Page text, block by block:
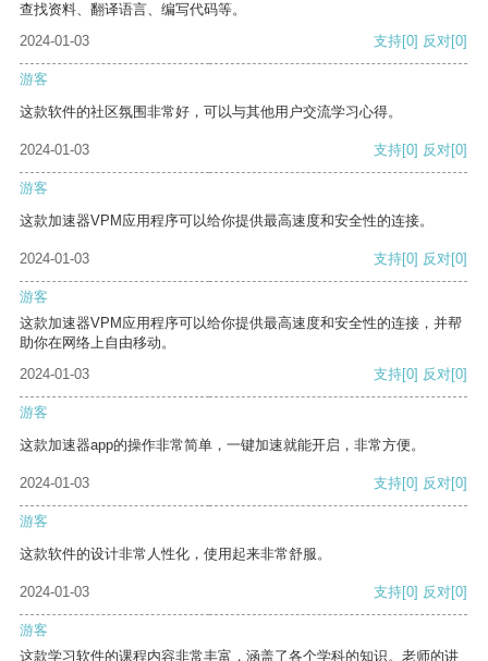
查找资料、翻译语言、编写代码等。
2024-01-03
支持[0] 反对[0]
游客
这款软件的社区氛围非常好，可以与其他用户交流学习心得。
2024-01-03 支持[0] 反对[0]
游客
这款加速器VPM应用程序可以给你提供最高速度和安全性的连接。
2024-01-03 支持[0] 反对[0]
游客
这款加速器VPM应用程序可以给你提供最高速度和安全性的连接，并帮
助你在网络上自由移动。
2024-01-03
支持[0] 反对[0]
游客
这款加速器app的操作非常简单，一键加速就能开启，非常方便。
2024-01-03 支持[0] 反对[0]
游客
这款软件的设计非常人性化，使用起来非常舒服。
2024-01-03 支持[0] 反对[0]
游客
这款学习软件的课程内容非常丰富，涵盖了各个学科的知识。老师的讲